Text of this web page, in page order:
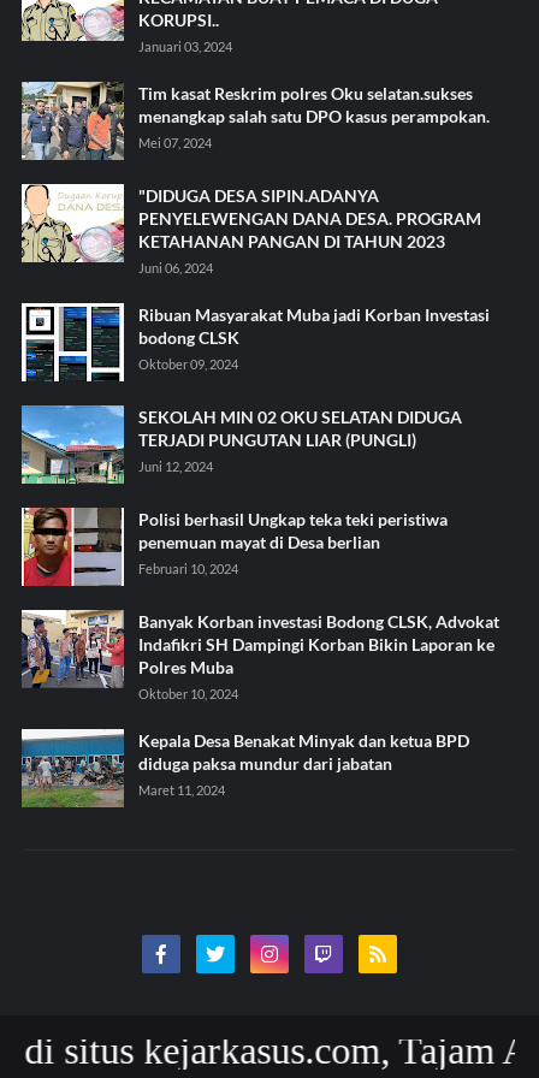
KORUPSI..
Januari 03, 2024
Tim kasat Reskrim polres Oku selatan.sukses
menangkap salah satu DPO kasus perampokan.
Mei 07, 2024
"DIDUGA DESA SIPIN.ADANYA
PENYELEWENGAN DANA DESA. PROGRAM
KETAHANAN PANGAN DI TAHUN 2023
Juni 06, 2024
Ribuan Masyarakat Muba jadi Korban Investasi
bodong CLSK
Oktober 09, 2024
SEKOLAH MIN 02 OKU SELATAN DIDUGA
TERJADI PUNGUTAN LIAR (PUNGLI)
Juni 12, 2024
Polisi berhasil Ungkap teka teki peristiwa
penemuan mayat di Desa berlian
Februari 10, 2024
Banyak Korban investasi Bodong CLSK, Advokat
Indafikri SH Dampingi Korban Bikin Laporan ke
Polres Muba
Oktober 10, 2024
Kepala Desa Benakat Minyak dan ketua BPD
diduga paksa mundur dari jabatan
Maret 11, 2024
kejarkasus.com, Tajam Akurat